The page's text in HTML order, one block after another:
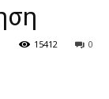
0
15412